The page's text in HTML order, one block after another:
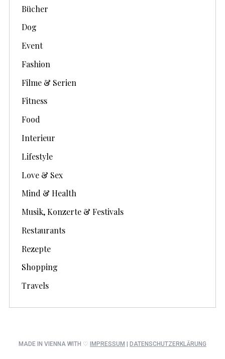
Bücher
Dog
Event
Fashion
Filme & Serien
Fitness
Food
Interieur
Lifestyle
Love & Sex
Mind & Health
Musik, Konzerte & Festivals
Restaurants
Rezepte
Shopping
Travels
MADE IN VIENNA WITH ♡ IMPRESSUM | DATENSCHUTZERKLÄRUNG